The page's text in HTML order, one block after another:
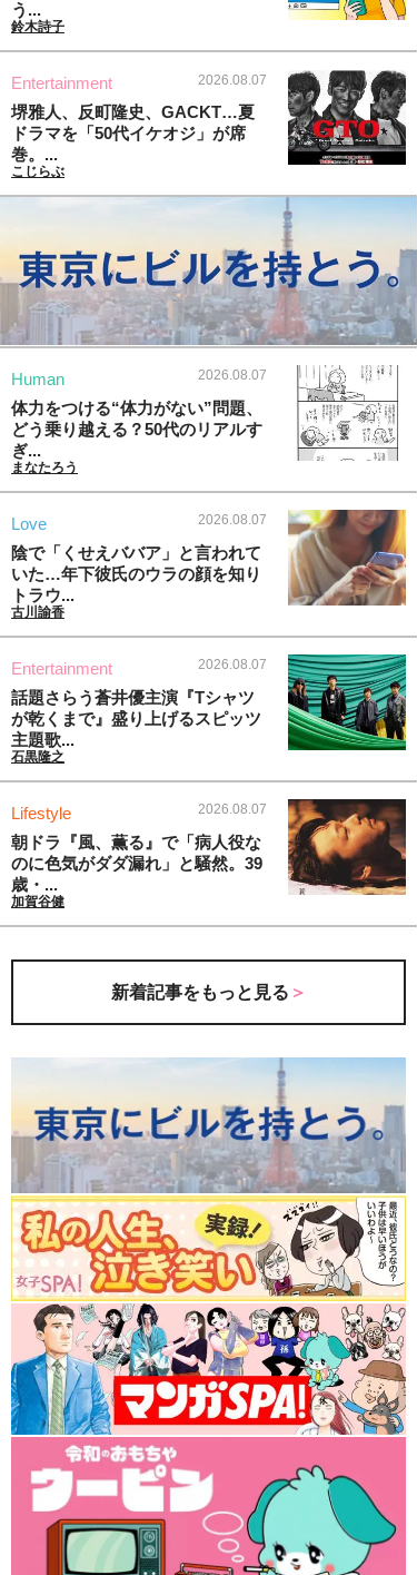
う...
鈴木詩子
Entertainment 2026.08.07
堺雅人、反町隆史、GACKT…夏
ドラマを「50代イケオジ」が席
巻。...
こじらぶ
Human 2026.08.07
体力をつける“体力がない”問題、
どう乗り越える？50代のリアルす
ぎ...
まなたろう
Love 2026.08.07
陰で「くせえババア」と言われて
いた…年下彼氏のウラの顔を知り
トラウ...
古川諭香
Entertainment 2026.08.07
話題さらう蒼井優主演『Tシャツ
が乾くまで』盛り上げるスピッツ
主題歌...
石黒隆之
Lifestyle 2026.08.07
朝ドラ『風、薫る』で「病人役な
のに色気がダダ漏れ」と騒然。39
歳・...
加賀谷健
新着記事をもっと見る